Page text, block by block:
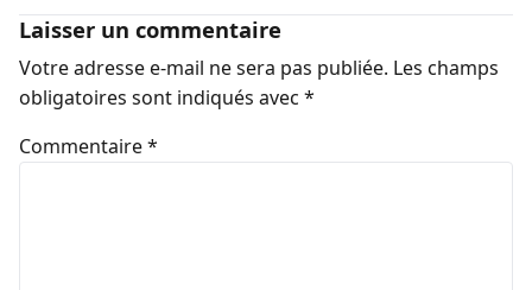
Laisser un commentaire
Votre adresse e-mail ne sera pas publiée. Les champs
obligatoires sont indiqués avec *
Commentaire*